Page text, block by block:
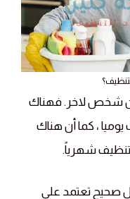
من شخص لاخر. فهناك
، كما أن هناك
شهرياً.
صحيح تعتمد علي